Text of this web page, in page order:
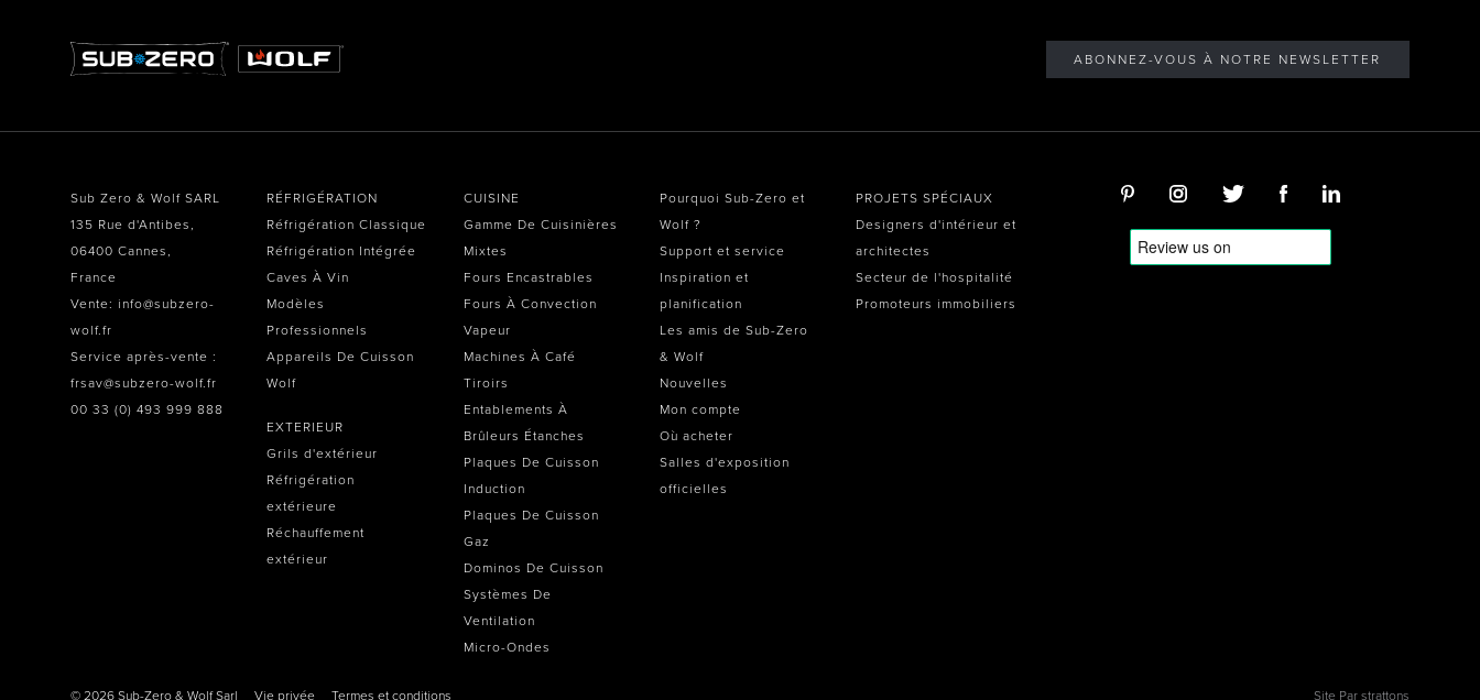
ABONNEZ-VOUS À NOTRE NEWSLETTER
Sub Zero & Wolf SARL
135 Rue d'Antibes,
06400 Cannes,
France
Vente: info@subzero-
wolf.fr
Service après-vente :
frsav@subzero-wolf.fr
00 33 (0) 493 999 888
RÉFRIGÉRATION
Réfrigération Classique
Réfrigération Intégrée
Caves À Vin
Modèles
Professionnels
Appareils De Cuisson
Wolf
EXTERIEUR
Grils d'extérieur
Réfrigération
extérieure
Réchauffement
extérieur
CUISINE
Gamme De Cuisinières
Mixtes
Fours Encastrables
Fours À Convection
Vapeur
Machines À Café
Tiroirs
Entablements À
Brûleurs Étanches
Plaques De Cuisson
Induction
Plaques De Cuisson
Gaz
Dominos De Cuisson
Systèmes De
Ventilation
Micro-Ondes
Pourquoi Sub-Zero et
Wolf ?
Support et service
Inspiration et
planification
Les amis de Sub-Zero
& Wolf
Nouvelles
Mon compte
Où acheter
Salles d'exposition
officielles
PROJETS SPÉCIAUX
Designers d'intérieur et
architectes
Secteur de l'hospitalité
Promoteurs immobiliers
© 2026 Sub-Zero & Wolf Sarl Vie privée Termes et conditions Site Par strattons